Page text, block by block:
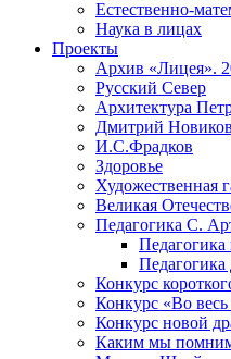
Естественно-
Наука в лицах
Проекты
Архив «Лицея».
Русский Север
Архитектура
Дмитрий Новиков
И.С.Фрадков
Здоровье
Художественная
Великая
Педагогика С.
Педагогика
Конкурс
Конкурс «Во весь
Конкурс новой
Каким мы